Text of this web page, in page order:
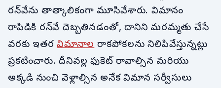
రన్‌వేను తాత్కాలికంగా మూసివేశారు. విమానం
రాపిడికి రన్‌వే దెబ్బతినడంతో, దానిని మరమ్మతు చేసే
వరకు ఇతరవిమానాలరాకపోకలను నిలిపివేస్తున్నట్లు
ప్రకటించారు. దీనివల్ల ఫుకెట్ రావాల్సిన మరియు
అక్కడి నుంచి వెళ్లాల్సిన అనేక విమాన సర్వీసులు